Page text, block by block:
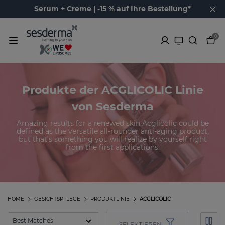
Serum + Creme | -15 % auf Ihre Bestellung*
0
Produkte der ACGLICOLIC Linie
von Sesderma
Amazing results for a renewed skin Acglicolic could be
defined as the versatile all-rounder anti-aging product,
but that’s something you will realize by yourself right
from the first applications.
ACGLICOLIC
PRODUKTLINIE
GESICHTSPFLEGE
HOME